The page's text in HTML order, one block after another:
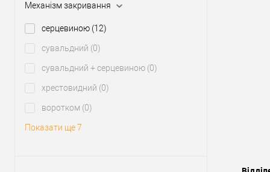
Механізм закривання
серцевиною (12)
сувальдний (0)
сувальдний + серцевиною (0)
хрестовидний (0)
воротком (0)
Показати ще 7